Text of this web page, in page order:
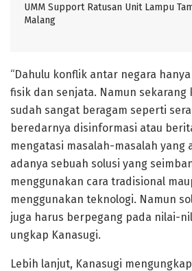
UMM Support Ratusan Unit Lampu
Malang
“Dahulu konflik antar negara
fisik dan senjata. Namun sekarang
sudah sangat beragam seperti
beredarnya disinformasi atau
mengatasi masalah-masalah yang
adanya sebuah solusi yang
menggunakan cara tradisional
menggunakan teknologi. Namun
juga harus berpegang pada nilai-
ungkap Kanasugi.
Lebih lanjut, Kanasugi